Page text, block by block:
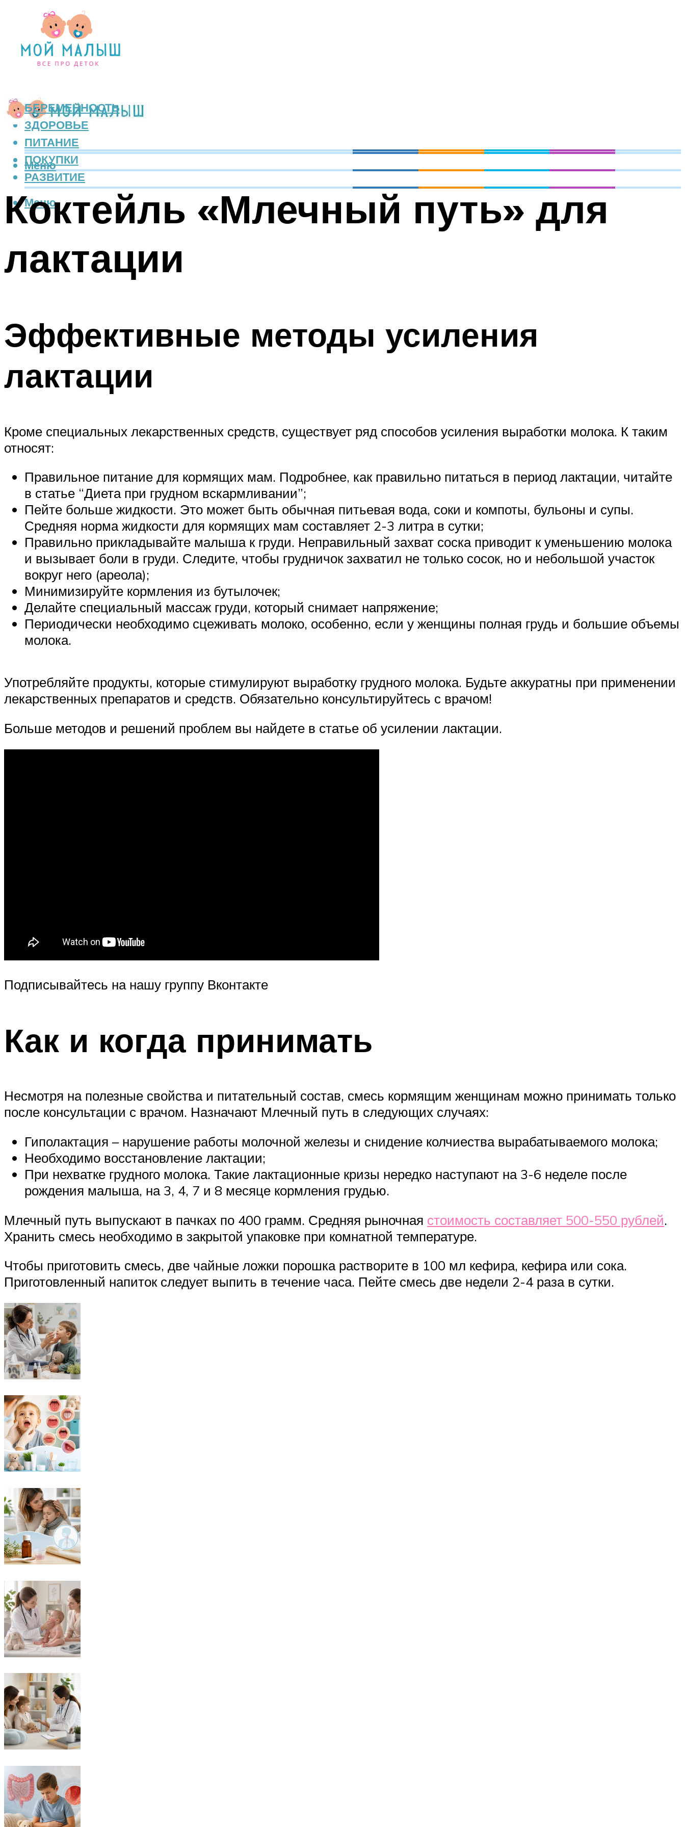
БЕРЕМЕННОСТЬ
ЗДОРОВЬЕ
ПИТАНИЕ
ПОКУПКИ
РАЗВИТИЕ
Меню
Меню
Коктейль «Млечный путь» для
лактации
Эффективные методы усиления
лактации
Кроме специальных лекарственных средств, существует ряд способов усиления выработки молока. К таким
относят:
Правильное питание для кормящих мам. Подробнее, как правильно питаться в период лактации, читайте
в статье “Диета при грудном вскармливании”;
Пейте больше жидкости. Это может быть обычная питьевая вода, соки и компоты, бульоны и супы.
Средняя норма жидкости для кормящих мам составляет 2-3 литра в сутки;
Правильно прикладывайте малыша к груди. Неправильный захват соска приводит к уменьшению молока
и вызывает боли в груди. Следите, чтобы грудничок захватил не только сосок, но и небольшой участок
вокруг него (ареола);
Минимизируйте кормления из бутылочек;
Делайте специальный массаж груди, который снимает напряжение;
Периодически необходимо сцеживать молоко, особенно, если у женщины полная грудь и большие объемы
молока.
Употребляйте продукты, которые стимулируют выработку грудного молока. Будьте аккуратны при применении
лекарственных препаратов и средств. Обязательно консультируйтесь с врачом!
Больше методов и решений проблем вы найдете в статье об усилении лактации.
Подписывайтесь на нашу группу Вконтакте
Как и когда принимать
Несмотря на полезные свойства и питательный состав, смесь кормящим женщинам можно принимать только
после консультации с врачом. Назначают Млечный путь в следующих случаях:
Гиполактация – нарушение работы молочной железы и снидение колчиества вырабатываемого молока;
Необходимо восстановление лактации;
При нехватке грудного молока. Такие лактационные кризы нередко наступают на 3-6 неделе после
рождения малыша, на 3, 4, 7 и 8 месяце кормления грудью.
Млечный путь выпускают в пачках по 400 грамм. Средняя рыночная стоимость составляет 500-550 рублей.
Хранить смесь необходимо в закрытой упаковке при комнатной температуре.
Чтобы приготовить смесь, две чайные ложки порошка растворите в 100 мл кефира, кефира или сока.
Приготовленный напиток следует выпить в течение часа. Пейте смесь две недели 2-4 раза в сутки.